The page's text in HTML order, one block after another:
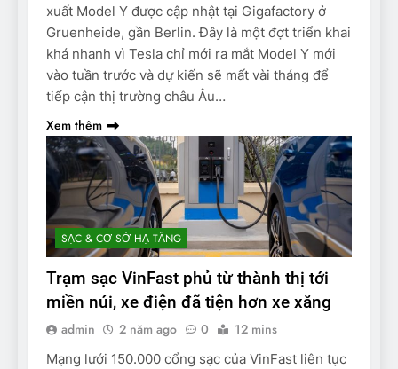
xuất Model Y được cập nhật tại Gigafactory ở
Gruenheide, gần Berlin. Đây là một đợt triển khai
khá nhanh vì Tesla chỉ mới ra mắt Model Y mới
vào tuần trước và dự kiến ​​sẽ mất vài tháng để
tiếp cận thị trường châu Âu…
Xem thêm
SẠC & CƠ SỞ HẠ TẦNG
Trạm sạc VinFast phủ từ thành thị tới
miền núi, xe điện đã tiện hơn xe xăng
admin 2 năm ago 0 12 mins
Mạng lưới 150.000 cổng sạc của VinFast liên tục